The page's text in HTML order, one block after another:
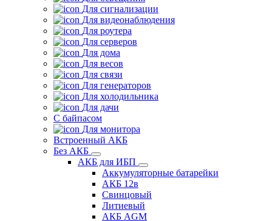
Для сигнализации
Для видеонаблюдения
Для роутера
Для серверов
Для дома
Для весов
Для связи
Для генераторов
Для холодильника
Для дачи
С байпасом
Для монитора
Встроенный АКБ
Без АКБ
АКБ для ИБП
Аккумуляторные батарейки
АКБ 12в
Свинцовый
Литиевый
АКБ AGM